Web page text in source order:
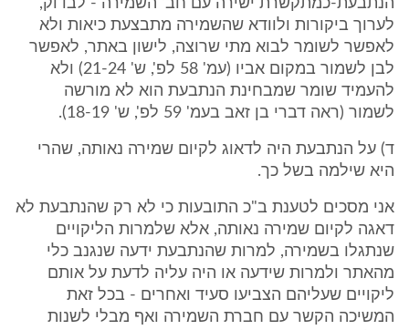
הנתבעת-כמתקשרת ישירה עם חב' השמירה - לבדוק,
לערוך ביקורות ולוודא שהשמירה מתבצעת כיאות ולא
לאפשר לשומר לבוא מתי שרוצה, לישון באתר, לאפשר
לבן לשמור במקום אביו (עמ' 58 לפ', ש' 21-24) ולא
להעמיד שומר שמבחינת הנתבעת הוא לא מורשה
לשמור (ראה דברי בן זאב בעמ' 59 לפ', ש' 18-19).
ד) על הנתבעת היה לדאוג לקיום שמירה נאותה, שהרי
היא שילמה בשל כך.
אני מסכים לטענת ב"כ התובעות כי לא רק שהנתבעת לא
דאגה לקיום שמירה נאותה, אלא שלמרות הליקויים
שנתגלו בשמירה, למרות שהנתבעת ידעה שנגנב כלי
מהאתר ולמרות שידעה או היה עליה לדעת על אותם
ליקויים שעליהם הצביעו סעיד ואחרים - בכל זאת
המשיכה הקשר עם חברת השמירה ואף מבלי לשנות